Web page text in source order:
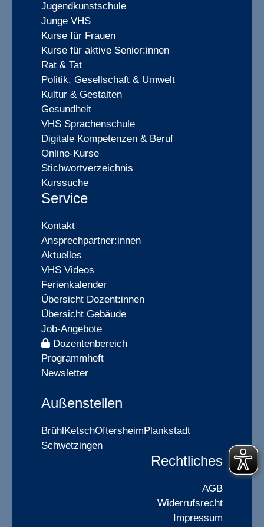
Jugendkunstschule
Junge VHS
Kurse für Frauen
Kurse für aktive Senior:innen
Rat & Tat
Politik, Gesellschaft & Umwelt
Kultur & Gestalten
Gesundheit
VHS Sprachenschule
Digitale Kompetenzen & Beruf
Online-Kurse
Stichwortverzeichnis
Kurssuche
Service
Kontakt
Ansprechpartner:innen
Aktuelles
VHS Videos
Ferienkalender
Übersicht Dozent:innen
Übersicht Gebäude
Job-Angebote
Dozentenbereich
Programmheft
Newsletter
Außenstellen
BrühlKetschOftersheimPlankstadt
Schwetzingen
Rechtliches
AGB
Widerrufsrecht
Impressum